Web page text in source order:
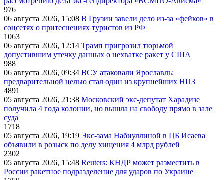
976
06 августа 2026, 15:08 В Грузии завели дело из-за «фейков» в
соцсетях о притеснениях туристов из РФ
1063
06 августа 2026, 12:14 Трамп пригрозил тюрьмой
допустившим утечку данных о нехватке ракет у США
988
06 августа 2026, 09:34 ВСУ атаковали Ярославль:
предварительной целью стал один из крупнейших НПЗ
4891
05 августа 2026, 21:38 Московский экс-депутат Харадизе
получила 4 года колонии, но вышла на свободу прямо в зале
суда
1718
05 августа 2026, 19:19 Экс-зама Набиуллиной в ЦБ Исаева
объявили в розыск по делу хищения 4 млрд рублей
2302
05 августа 2026, 15:48 Reuters: КНДР может разместить в
России ракетное подразделение для ударов по Украине